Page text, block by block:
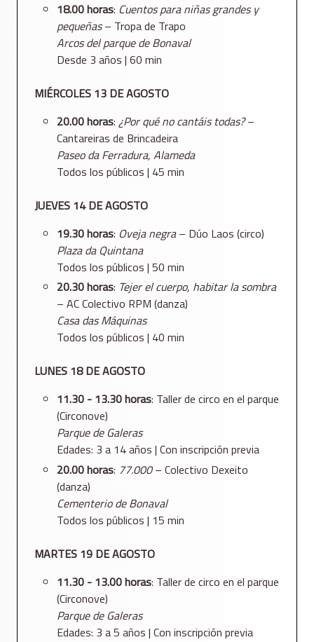
18.00 horas: Cuentos para niñas grandes y
pequeñas– Tropa de Trapo
Arcos del parque de Bonaval
Desde 3 años | 60 min
MIÉRCOLES 13 DE AGOSTO
20.00 horas: ¿Por qué no cantáis todas?–
Cantareiras de Brincadeira
Paseo da Ferradura, Alameda
Todos los públicos | 45 min
JUEVES 14 DE AGOSTO
19.30 horas: Oveja negra– Dúo Laos (circo)
Plaza da Quintana
Todos los públicos | 50 min
20.30 horas: Tejer el cuerpo, habitar la sombra
– AC Colectivo RPM (danza)
Casa das Máquinas
Todos los públicos | 40 min
LUNES 18 DE AGOSTO
11.30 - 13.30 horas: Taller de circo en el parque
(Circonove)
Parque de Galeras
Edades: 3 a 14 años | Con inscripción previa
20.00 horas: 77.000– Colectivo Dexeito
(danza)
Cementerio de Bonaval
Todos los públicos | 15 min
MARTES 19 DE AGOSTO
11.30 - 13.00 horas: Taller de circo en el parque
(Circonove)
Parque de Galeras
Edades: 3 a 5 años | Con inscripción previa